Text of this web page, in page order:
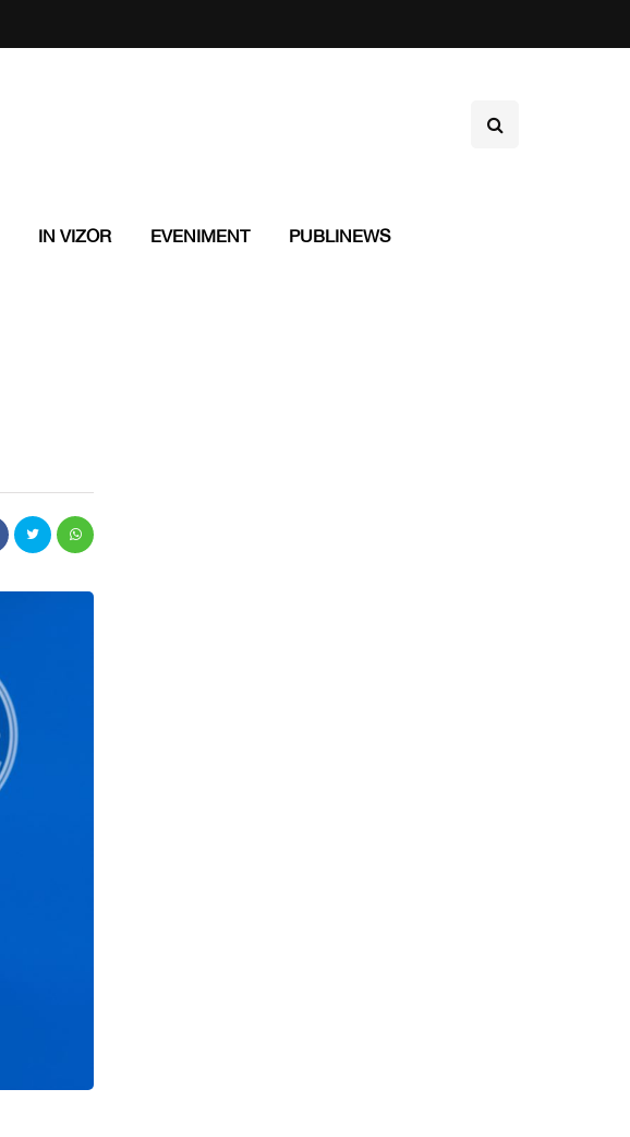
IN VIZOR EVENIMENT PUBLINEWS